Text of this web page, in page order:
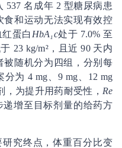
537 名成年 2 型糖尿病患
和运动无法实现有效控
蛋白 HbA₁c处于 7.0% 至
23 kg/m²，且近 90 天内
被随机分为四组，分别每
为 4 mg、9 mg、12 mg
，为提升用药耐受性， Re
递增至目标剂量的给药方
究终点，体重百分比变